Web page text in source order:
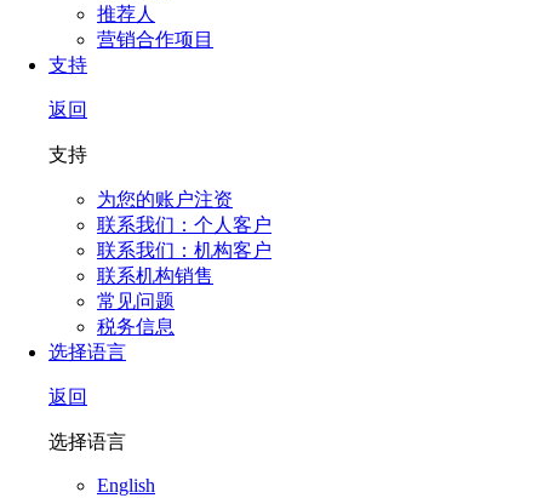
推荐人
营销合作项目
支持
返回
支持
为您的账户注资
联系我们：个人客户
联系我们：机构客户
联系机构销售
常见问题
税务信息
选择语言
返回
选择语言
English